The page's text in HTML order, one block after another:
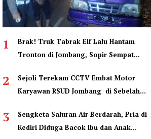
1
Brak! Truk Tabrak Elf Lalu Hantam
Tronton di Jombang, Sopir Sempat
2
Sejoli Terekam CCTV Embat Motor
Karyawan RSUD Jombang di Sebelah
3
Sengketa Saluran Air Berdarah, Pria di
Kediri Diduga Bacok Ibu dan Anak